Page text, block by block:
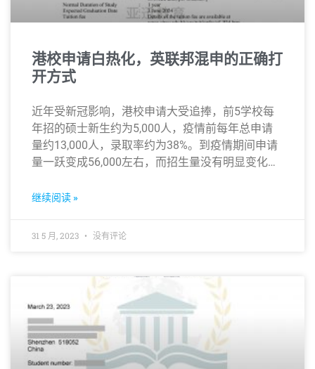
港校申请白热化，英联邦混申的正确打
开方式
近年受新冠影响，港校申请大受追捧，前5学校每
年招的硕士新生约为5,000人，疫情前每年总申请
量约13,000人，录取率约为38%。到疫情期间申请
量一跃变成56,000左右，而招生量没有明显变化，
的制定显得尤为重要。
继续阅读 »
31 5 月, 2023 没有评论